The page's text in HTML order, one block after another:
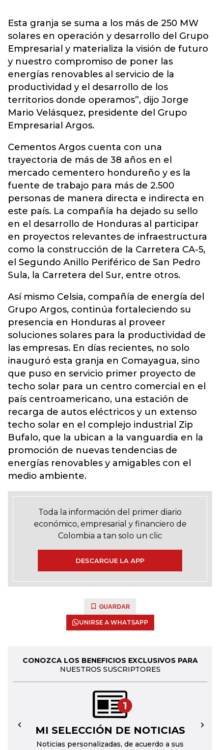
Esta granja se suma a los más de 250 MW
solares en operación y desarrollo del Grupo
Empresarial y materializa la visión de futuro
y nuestro compromiso de poner las
energías renovables al servicio de la
productividad y el desarrollo de los
territorios donde operamos”, dijo Jorge
Mario Velásquez, presidente del Grupo
Empresarial Argos.
Cementos Argos cuenta con una
trayectoria de más de 38 años en el
mercado cementero hondureño y es la
fuente de trabajo para más de 2.500
personas de manera directa e indirecta en
este país. La compañía ha dejado su sello
en el desarrollo de Honduras al participar
en proyectos relevantes de infraestructura
como la construcción de la Carretera CA-5,
el Segundo Anillo Periférico de San Pedro
Sula, la Carretera del Sur, entre otros.
Así mismo Celsia, compañía de energía del
Grupo Argos, continúa fortaleciendo su
presencia en Honduras al proveer
soluciones solares para la productividad de
las empresas. En días recientes, no solo
inauguró esta granja en Comayagua, sino
que puso en servicio primer proyecto de
techo solar para un centro comercial en el
país centroamericano, una estación de
recarga de autos eléctricos y un extenso
techo solar en el complejo industrial Zip
Bufalo, que la ubican a la vanguardia en la
promoción de nuevas tendencias de
energías renovables y amigables con el
medio ambiente.
Toda la información del primer diario
económico, empresarial y financiero de
Colombia a tan solo un clic
DESCARGUE LA APP
GUARDAR
UNIRSE A WHATSAPP
CONOZCA LOS BENEFICIOS EXCLUSIVOS PARA
NUESTROS SUSCRIPTORES
1
MI SELECCIÓN DE NOTICIAS
Noticias personalizadas, de acuerdo a sus
← →